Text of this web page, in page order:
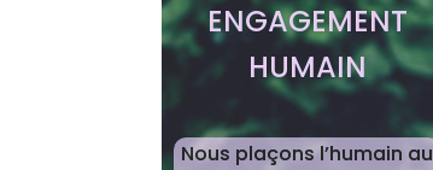
ENGAGEMENT
HUMAIN
Nous plaçons l’humain au